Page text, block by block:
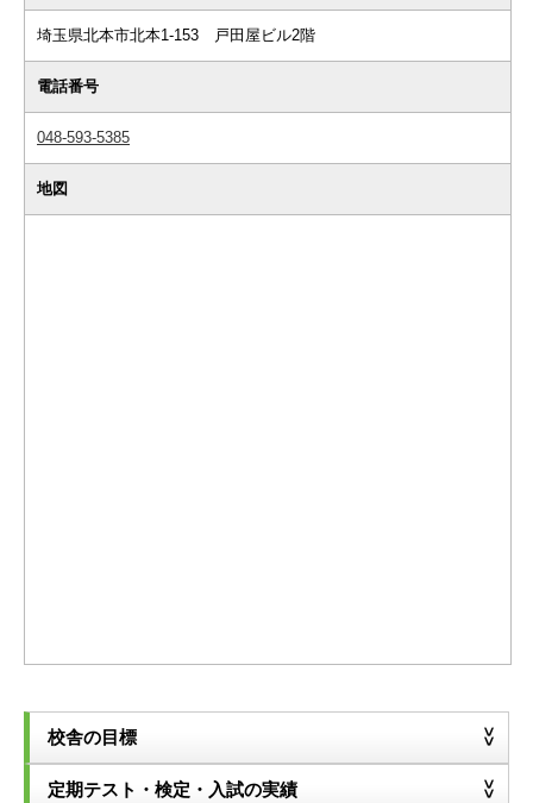
埼玉県北本市北本1-153 戸田屋ビル2階
電話番号
048-593-5385
地図
校舎の目標
定期テスト・検定・入試の実績